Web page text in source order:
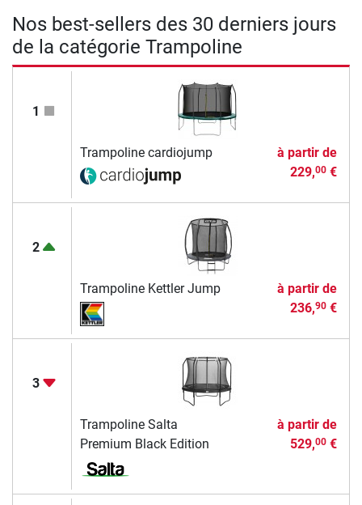
Nos best-sellers des 30 derniers jours
de la catégorie Trampoline
1
Trampoline cardiojump
à partir de
229,00€
2
Trampoline Kettler Jump
à partir de
236,90€
3
Trampoline Salta
Premium Black Edition
à partir de
529,00€